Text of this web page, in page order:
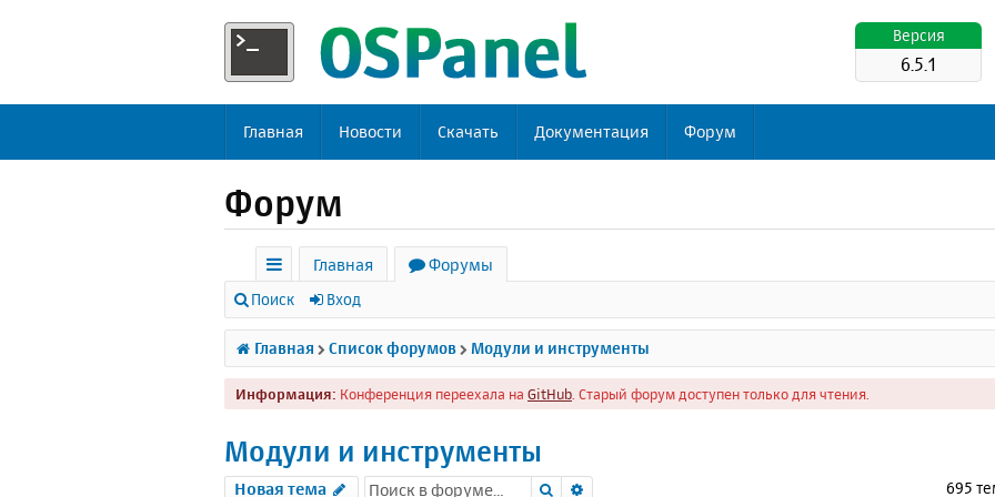
Версия
6.5.1
Главная Новости Скачать Документация Форум
Форум
с
ы
л
к
Главная
Форумы
Поиск Вход
Главная Список форумов Модули и инструменты
Информация: Конференция переехала на GitHub . Старый форум доступен только для чтения.
Модули и инструменты
Новая тема Поиск 695